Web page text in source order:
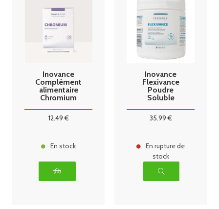
Inovance
Complément
alimentaire
Chromium
12.49€
En stock
Inovance
Flexivance
Poudre
Soluble
35.99€
En rupture de
stock